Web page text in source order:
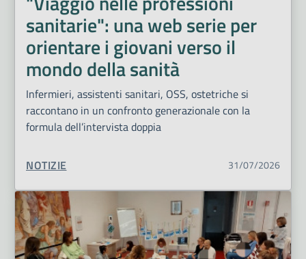
sanitarie": una web serie per
orientare i giovani verso il
mondo della sanità
Infermieri, assistenti sanitari, OSS, ostetriche si
raccontano in un confronto generazionale con la
formula dell’intervista doppia
TIPO CONTENUTO:
NOTIZIE 31/07/2026